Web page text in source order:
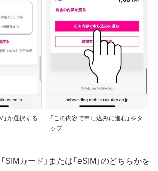
」か選択する
「この内容で申し込みに進む」をタ
ップ
SIMカード」または「eSIM」のどちらかを